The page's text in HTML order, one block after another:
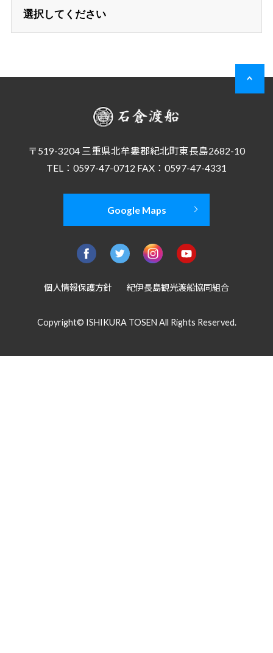
〒519-3204 三重県北牟婁郡紀北町東長島2682-10
TEL：0597-47-0712 FAX：0597-47-4331
Google Maps
個人情報保護方針 紀伊長島観光渡船協同組合
Copyright© ISHIKURA TOSEN All Rights Reserved.